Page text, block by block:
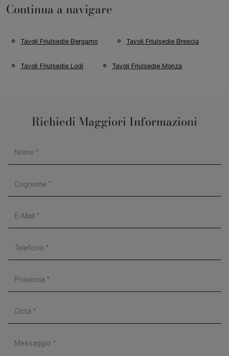
Continua a navigare
Tavoli Friulsedie Bergamo Tavoli Friulsedie Brescia
Tavoli Friulsedie Lodi Tavoli Friulsedie Monza
Richiedi Maggiori Informazioni